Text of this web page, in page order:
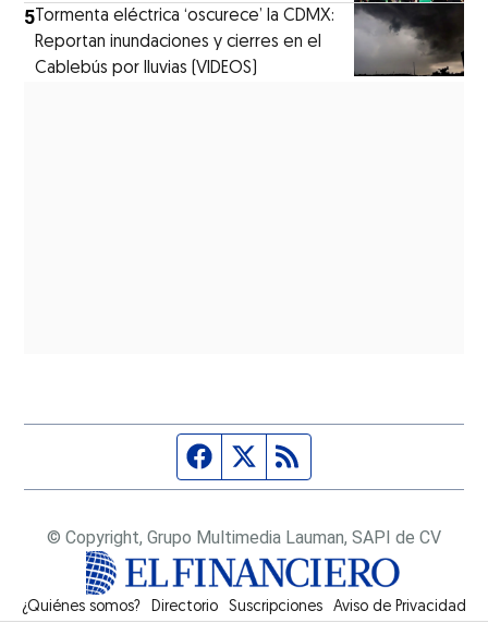
5Tormenta eléctrica ‘oscurece’ la CDMX:
Reportan inundaciones y cierres en el
Cablebús por lluvias (VIDEOS)
Página de Facebook
Fuente Twitter
© Copyright, Grupo Multimedia Lauman, SAPI de CV
¿Quiénes somos? Directorio Suscripciones Opens in new window
Aviso de Privacidad